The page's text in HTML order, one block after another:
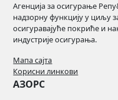
Агенција за осигурање
надзорну функцију у циљу
осигуравајуће покриће и
индустрије осигурања.
Мапа сајта
Корисни линкови
АЗОРС